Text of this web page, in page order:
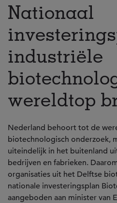
Nationaal
industriële
wereldtop
Nederland behoort tot de
biotechnologisch onderzoek,
uiteindelijk in het buitenland
bedrijven en fabrieken.
organisaties uit het Delftse
nationale investeringsplan
aangeboden aan minister van